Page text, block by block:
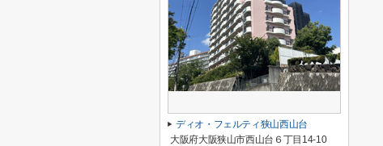
ディオ・フェルティ狭山西山台
大阪府大阪狭山市西山台６丁目14-10